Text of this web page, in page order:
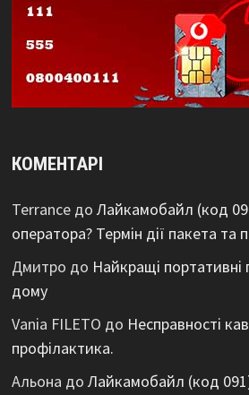
КОМЕНТАРІ
Terranceдо Лайкамобайл (код
оператора? Термін дії пакета та
Дмитро до Найкращі портативні
дому
Vania FILETO до Несправності
профілактика.
Альона до Лайкамобайл (код